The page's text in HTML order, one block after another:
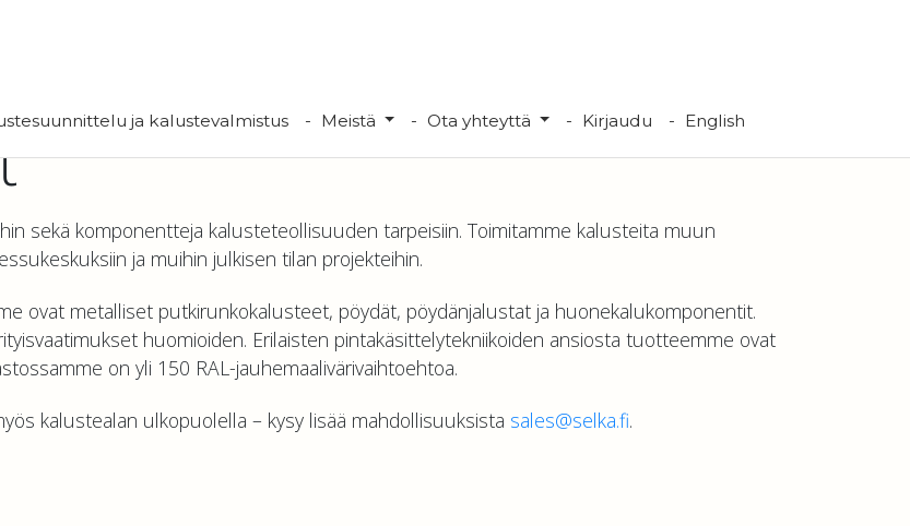
ja kalustevalmistus Meistä Ota yhteyttä Kirjaudu English
sekä komponentteja kalusteteollisuuden tarpeisiin. Toimitamme kalusteita muun
ja muihin julkisen tilan projekteihin.
ovat metalliset putkirunkokalusteet, pöydät, pöydänjalustat ja huonekalukomponentit.
huomioiden. Erilaisten pintakäsittelytekniikoiden ansiosta tuotteemme ovat
on yli 150 RAL-jauhemaalivärivaihtoehtoa.
kalustealan ulkopuolella – kysy lisää mahdollisuuksista sales@selka.fi.